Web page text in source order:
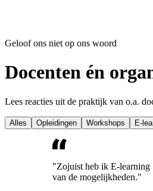
Geloof ons niet op ons woord
Docenten én
Lees reacties uit de praktijk van o.a.
Alles Opleidingen Workshops E-
"Zojuist heb ik E-learning
van de mogelijkheden."